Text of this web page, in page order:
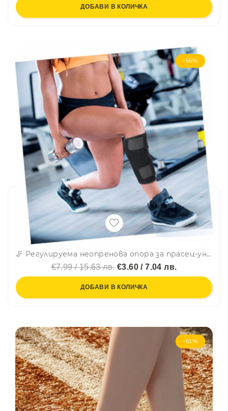
ДОБАВИ В КОЛИЧКА
-55%
🦵 Регулируема неопренова опора за прасец-универсален размер -778
€7.99 / 15.63 лв.€3.60 / 7.04 лв.
ДОБАВИ В КОЛИЧКА
-61%